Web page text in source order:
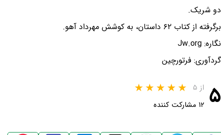
دو شریک.
برگرفته از کتاب ۶۲ داستان، به کوشش مهرداد آهو.
نگاره: Jw.org
گردآوری: فرتورچین
۵ از ۵
۱۲ مشارکت کننده